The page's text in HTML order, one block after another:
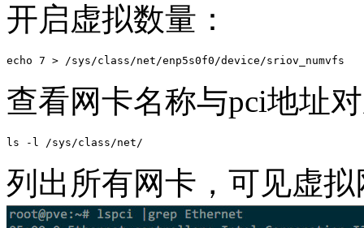
开启虚拟数量：
echo 7 > /sys/class/net/enp5s0f0/device/sriov_numvfs
查看网卡名称与pci地址
ls -l /sys/class/net/
列出所有网卡，可见虚